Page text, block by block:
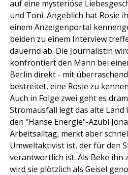
auf eine mysteriöse
und Toni. Angeblich hat Rosie
einem Anzeigenportal
beiden zu einem Interview
dauernd ab. Die Journalistin
konfrontiert den Mann bei
Berlin direkt - mit
bestreitet, eine Rosie zu
Auch in Folge zwei geht es
Stromausfall legt das alte Land
den "Hanse Energie"-Azubi
Arbeitsalltag, merkt aber
Umweltaktivist ist, der für den
verantwortlich ist. Als Beke ihn
wird sie plötzlich als Geisel